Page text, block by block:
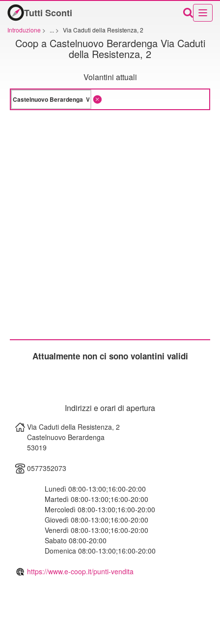
Tutti Sconti
Introduzione > ... > Via Caduti della Resistenza, 2
Coop a Castelnuovo Berardenga Via Caduti
della Resistenza, 2
Volantini attuali
Attualmente non ci sono volantini validi
Indirizzi e orari di apertura
Via Caduti della Resistenza, 2
Castelnuovo Berardenga
53019
0577352073
Lunedì 08:00-13:00;16:00-20:00
Martedì 08:00-13:00;16:00-20:00
Mercoledì 08:00-13:00;16:00-20:00
Giovedì 08:00-13:00;16:00-20:00
Venerdì 08:00-13:00;16:00-20:00
Sabato 08:00-20:00
Domenica 08:00-13:00;16:00-20:00
https://www.e-coop.it/punti-vendita